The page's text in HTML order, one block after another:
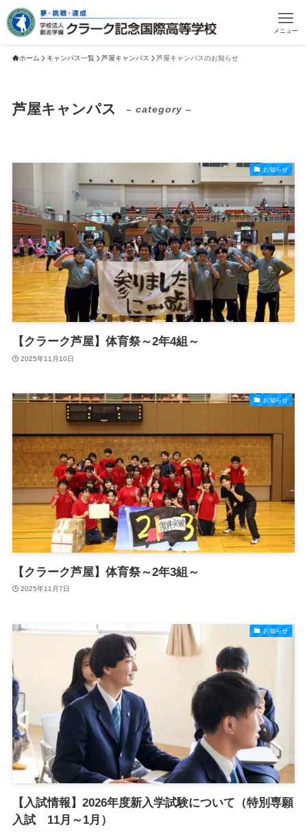
メニュー
ホーム キャンパス一覧 芦屋キャンパス 芦屋キャンパスのお知らせ
芦屋キャンパス – category –
お知らせ
【クラーク芦屋】体育祭～2年4組～
2025年11月10日
お知らせ
【クラーク芦屋】体育祭～2年3組～
2025年11月7日
お知らせ
【入試情報】2026年度新入学試験について（特別専願
入試 11月～1月）